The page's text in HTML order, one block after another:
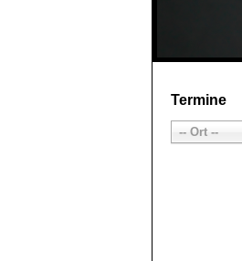
Termine
-- Ort --